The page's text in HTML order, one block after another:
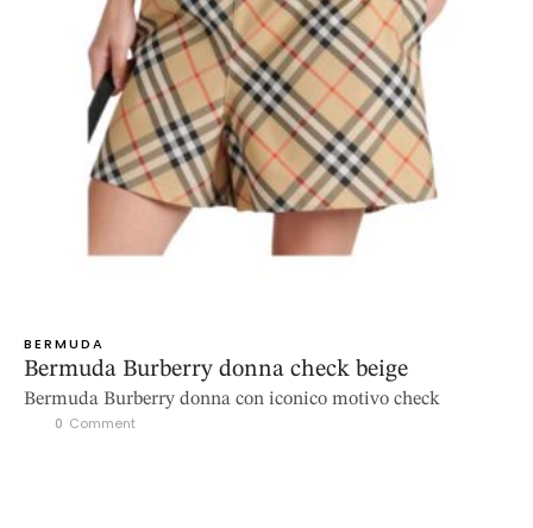
BERMUDA
Bermuda Burberry donna check beige
Bermuda Burberry donna con iconico motivo check
0 Comment